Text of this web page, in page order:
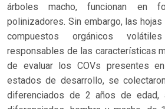
árboles macho, funcionan en
polinizadores. Sin embargo, las
compuestos orgánicos
responsables de las características
de evaluar los COVs presentes
estados de desarrollo, se
diferenciados de 2 años de edad,